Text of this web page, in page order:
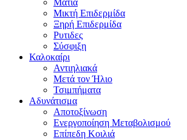
Μάτια
Μικτή Επιδερμίδα
Ξηρή Επιδερμίδα
Ρυτιδες
Σύσφιξη
Καλοκαίρι
Αντιηλιακά
Μετά τον Ήλιο
Τσιμπήματα
Αδυνάτισμα
Αποτοξίνωση
Ενεργοποίηση Μεταβολισμού
Επίπεδη Κοιλιά